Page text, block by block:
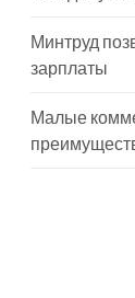
Минтруд
зарплаты
Малые